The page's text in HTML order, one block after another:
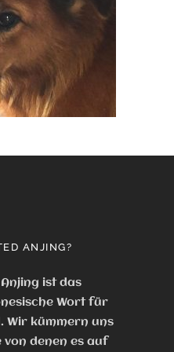
ANJING?
Anjing ist das
Wort für
Wir kümmern uns
denen es auf